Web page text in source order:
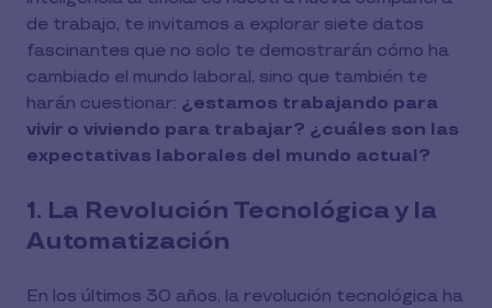
de trabajo, te invitamos a explorar siete datos
fascinantes que no solo te demostrarán cómo ha
cambiado el mundo laboral, sino que también te
harán cuestionar: ¿estamos trabajando para
vivir o viviendo para trabajar? ¿cuáles son las
expectativas laborales del mundo actual?
1. La Revolución Tecnológica y la
Automatización
En los últimos 30 años, la revolución tecnológica ha